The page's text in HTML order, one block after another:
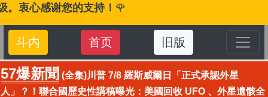
。衷心感谢您的支持！ 🌹
斗内 首页 旧版
57爆新聞 (全集)川普 7/8 羅斯威爾日「正式承認外星
人」？！聯合國歷史性講稿曝光：美國回收 UFO 、外星遺骸全